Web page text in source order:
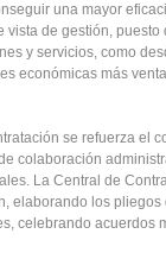
una mayor
de gestión,
y servicios, como
económicas más
se refuerza el
colaboración
La Central de
elaborando los
celebrando acuerdos